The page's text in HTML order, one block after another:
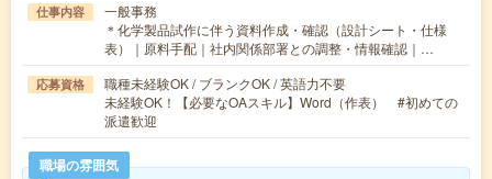
仕事内容
一般事務
＊化学製品試作に伴う資料作成・確認（設計シート・仕様
表）｜原料手配｜社内関係部署との調整・情報確認｜…
応募資格
職種未経験OK / ブランクOK / 英語力不要
未経験OK！【必要なOAスキル】Word（作表） #初めての
派遣歓迎
職場の雰囲気